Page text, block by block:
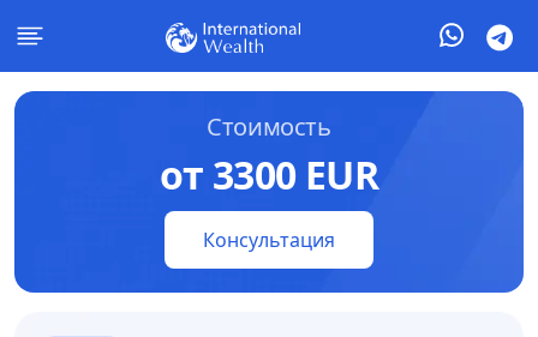
Стоимость
от 3300 EUR
Консультация